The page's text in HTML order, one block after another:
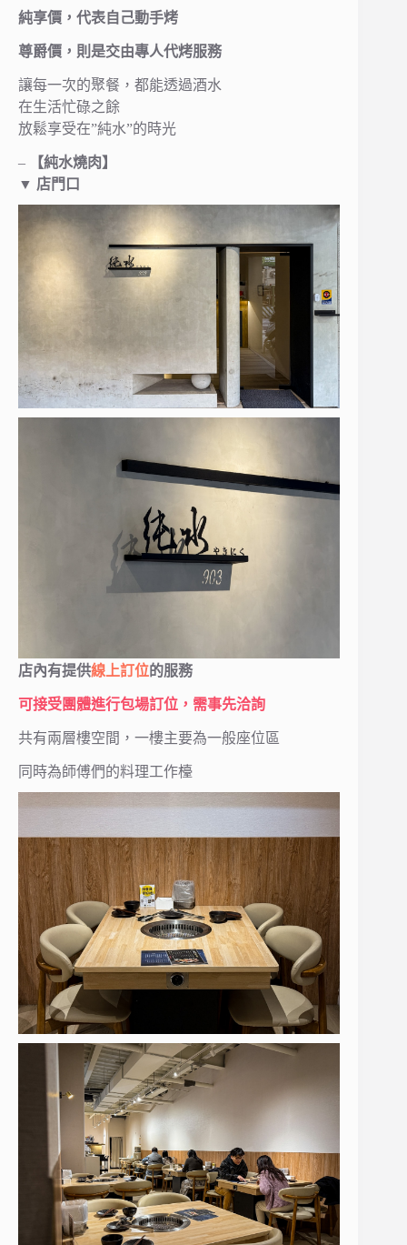
純享價，代表自己動手烤
尊爵價，則是交由專人代烤服務
讓每一次的聚餐，都能透過酒水
在生活忙碌之餘
放鬆享受在”純水”的時光
–
【純水燒肉】
▼ 店門口
店內有提供線上訂位的服務
可接受團體進行包場訂位，需事先洽詢
共有兩層樓空間，一樓主要為一般座位區
同時為師傅們的料理工作檯